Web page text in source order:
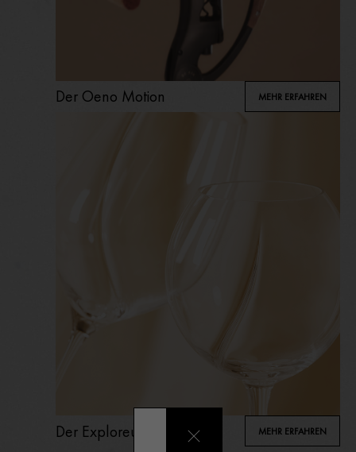
Der Oeno Motion MEHR ERFAHREN
Der Exploreur Oenologie MEHR ERFAHREN